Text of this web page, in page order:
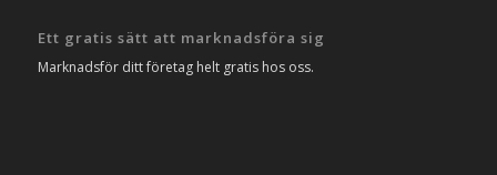
Ett gratis sätt att marknadsföra sig
Marknadsför ditt företag helt gratis hos oss.